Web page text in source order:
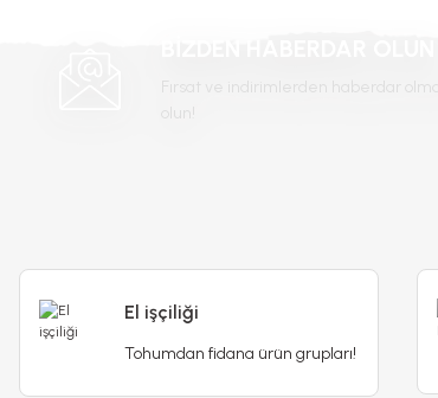
El işçiliği
Tohumdan fidana ürün grupları!